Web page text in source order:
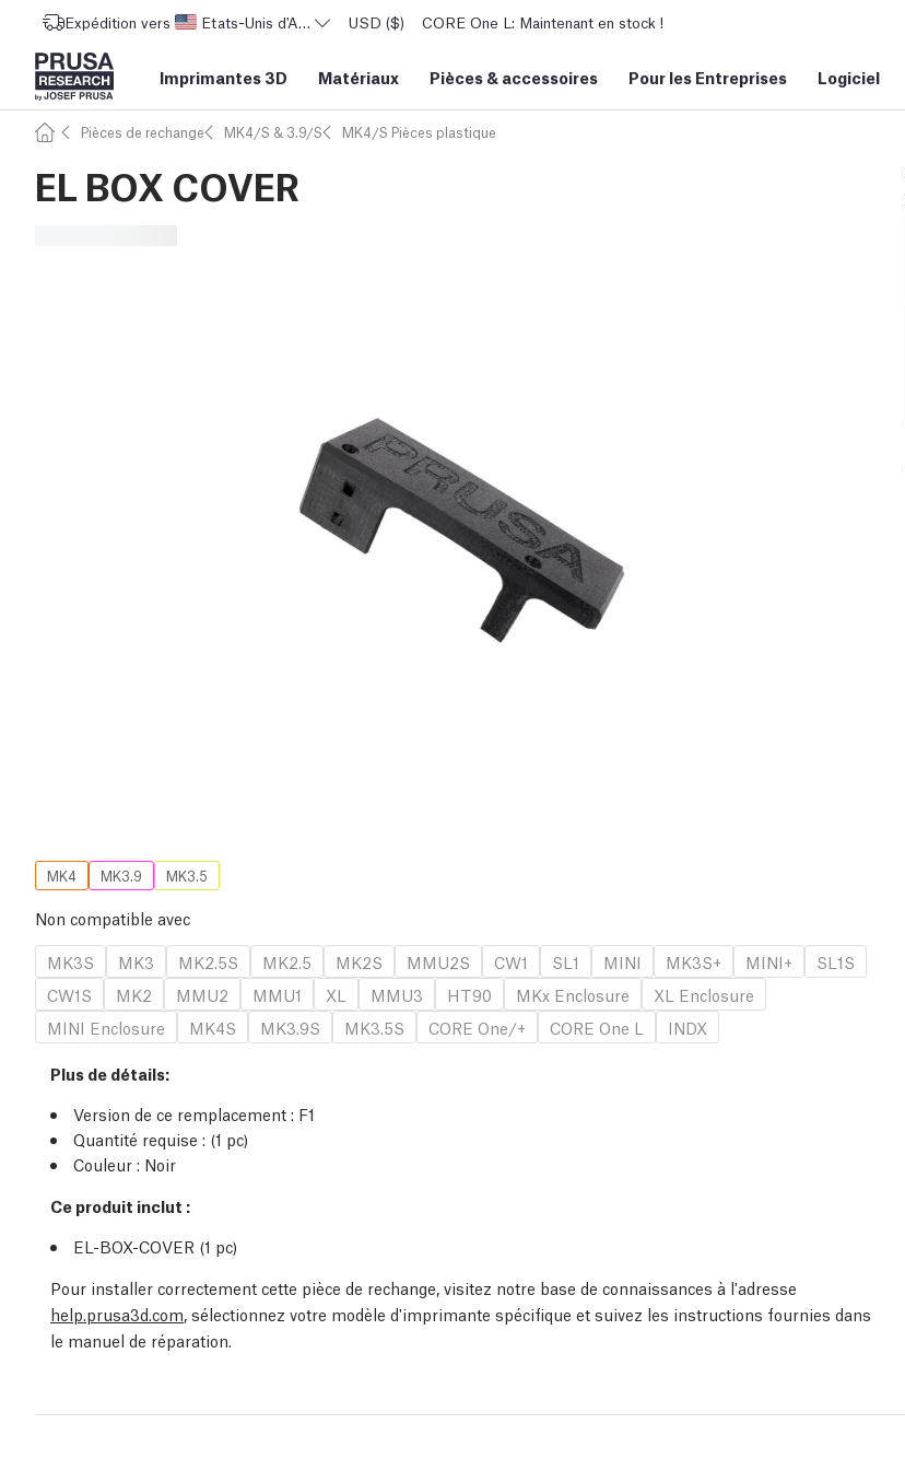
Expédition vers Etats-Unis d'AmériqueUSD ($) CORE One L: Maintenant en stock !
Imprimantes 3D Matériaux Pièces & accessoires Pour les Entreprises Logiciel
Pièces de rechange MK4/S & 3.9/S MK4/S Pièces plastique
EL BOX COVER
MK4 MK3.9 MK3.5
Non compatible avec
MK3S
MK3 MK2.5S MK2.5 MK2S MMU2S CW1 SL1 MINI MK3S+ MINI+
SL1S
CW1S
MK2 MMU2 MMU1 XL MMU3 HT90 MKx Enclosure
XL Enclosure
MINI Enclosure
MK4S MK3.9S MK3.5S CORE One/+ CORE One L INDX
Plus de détails:
Version de ce remplacement : F1
Quantité requise : (1 pc)
Couleur : Noir
Ce produit inclut :
EL-BOX-COVER (1 pc)
Pour installer correctement cette pièce de rechange, visitez notre base de connaissances à l'adresse
help.prusa3d.com, sélectionnez votre modèle d'imprimante spécifique et suivez les instructions fournies dans
le manuel de réparation.